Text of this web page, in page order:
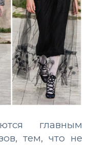
главным
тем, что не